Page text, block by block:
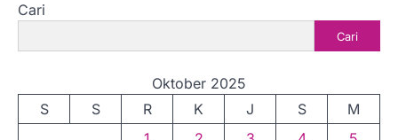
Cari
Cari
Oktober 2025
S
S R K J S
M